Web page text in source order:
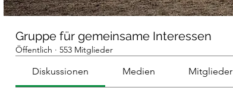
Gruppe für gemeinsame Interessen
Öffentlich · 553 Mitglieder
Diskussionen Medien Mitglieder